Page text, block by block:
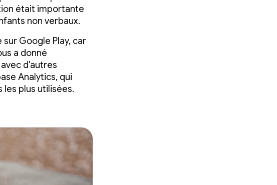
était importante
non verbaux.
Google Play, car
a donné
d'autres
Analytics, qui
plus utilisées.